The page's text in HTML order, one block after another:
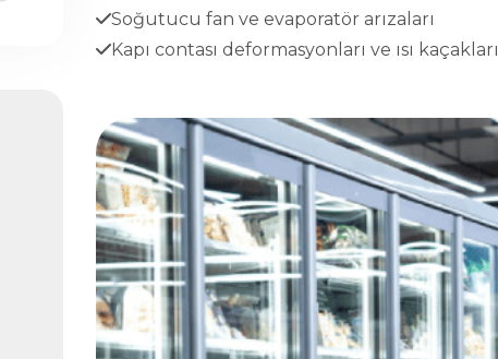
Soğutucu fan ve evaporatör arızaları
Kapı contası deformasyonları ve ısı kaçakları